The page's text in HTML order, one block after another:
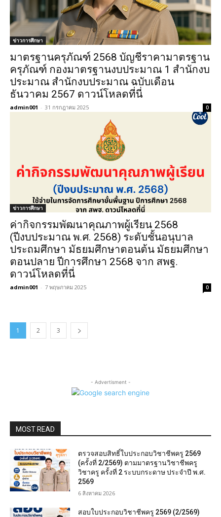
ข่าวการศึกษา
มาตรฐานครุภัณฑ์ 2568 บัญชีราคามาตรฐาน
ครุภัณฑ์ กองมาตรฐานงบประมาณ 1 สำนักงบ
ประมาณ สำนักงบประมาณ ฉบับเดือน
ธันวาคม 2567 ดาวน์โหลดที่นี่
admin001 - 31 กรกฎาคม 2025 0
ข่าวการศึกษา
ค่ากิจกรรมพัฒนาคุณภาพผู้เรียน 2568
(ปีงบประมาณ พ.ศ. 2568) ระดับชั้นอนุบาล
ประถมศึกษา มัธยมศึกษาตอนต้น มัธยมศึกษา
ตอนปลาย ปีการศึกษา 2568 จาก สพฐ.
ดาวน์โหลดที่นี่
admin001 - 7 พฤษภาคม 2025 0
1 2 3
- Advertisment -
MOST READ
ตรวจสอบสิทธิ์ใบประกอบวิชาชีพครู 2569
(ครั้งที่ 2/2569) ตามมาตรฐานวิชาชีพครู
วิชาครู ครั้งที่ 2 ระบบกระดาษ ประจำปี พ.ศ.
2569
6 สิงหาคม 2026
สอบใบประกอบวิชาชีพครู 2569 (2/2569)